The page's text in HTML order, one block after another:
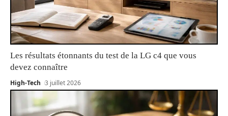
Les résultats étonnants du test de la LG c4 que vous
devez connaître
High-Tech 3 juillet 2026